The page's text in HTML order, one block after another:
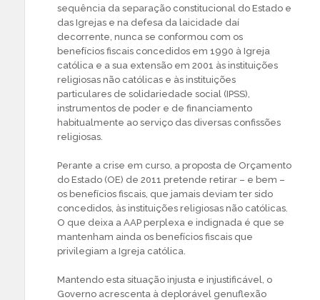
sequência da separação constitucional do Estado e
das Igrejas e na defesa da laicidade daí
decorrente, nunca se conformou com os
benefícios fiscais concedidos em 1990 à Igreja
católica e a sua extensão em 2001 às instituições
religiosas não católicas e às instituições
particulares de solidariedade social (IPSS),
instrumentos de poder e de financiamento
habitualmente ao serviço das diversas confissões
religiosas.
Perante a crise em curso, a proposta de Orçamento
do Estado (OE) de 2011 pretende retirar – e bem –
os benefícios fiscais, que jamais deviam ter sido
concedidos, às instituições religiosas não católicas.
O que deixa a AAP perplexa e indignada é que se
mantenham ainda os benefícios fiscais que
privilegiam a Igreja católica.
Mantendo esta situação injusta e injustificável, o
Governo acrescenta à deplorável genuflexão